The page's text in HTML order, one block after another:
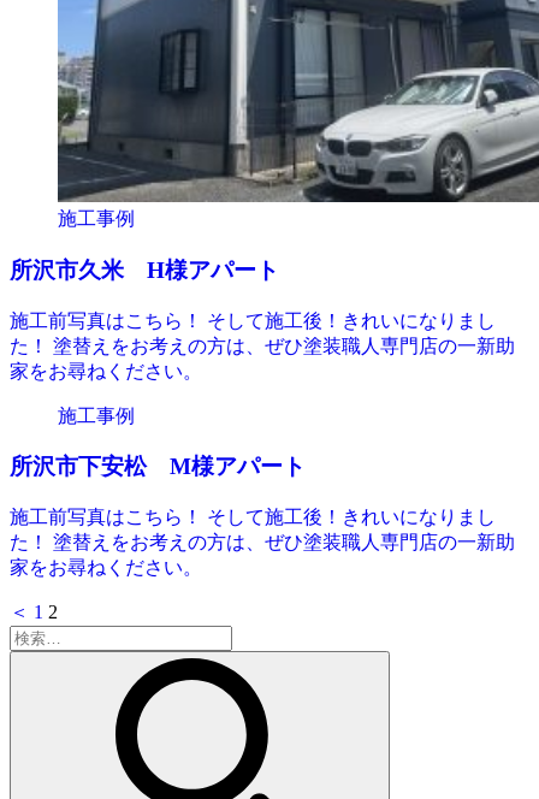
施工事例
所沢市久米 H様アパート
施工前写真はこちら！ そして施工後！きれいになりまし
た！ 塗替えをお考えの方は、ぜひ塗装職人専門店の一新助
家をお尋ねください。
施工事例
所沢市下安松 M様アパート
施工前写真はこちら！ そして施工後！きれいになりまし
た！ 塗替えをお考えの方は、ぜひ塗装職人専門店の一新助
家をお尋ねください。
＜ 1 2
検
索: